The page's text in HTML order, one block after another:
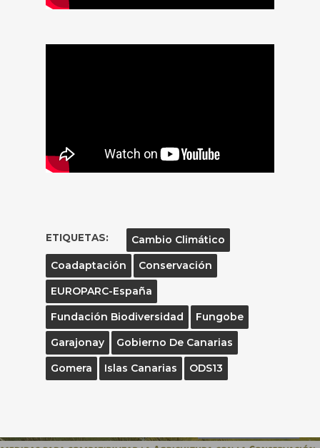
ETIQUETAS:
Cambio Climático
Coadaptación
Conservación
EUROPARC-España
Fundación Biodiversidad
Fungobe
Garajonay
Gobierno De Canarias
Gomera
Islas Canarias ODS13